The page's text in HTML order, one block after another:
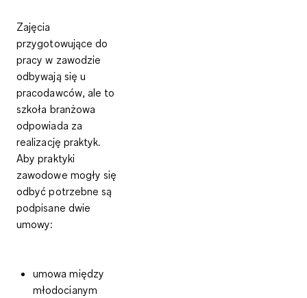
Zajęcia
przygotowujące do
pracy w zawodzie
odbywają się u
pracodawców, ale to
szkoła branżowa
odpowiada za
realizację praktyk.
Aby praktyki
zawodowe mogły się
odbyć potrzebne są
podpisane dwie
umowy:
umowa między
młodocianym